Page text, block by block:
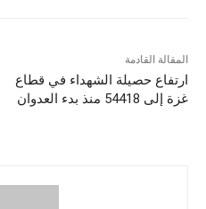
المقالة القادمة
ارتفاع حصيلة الشهداء في قطاع
غزة إلى 54418 منذ بدء العدوان